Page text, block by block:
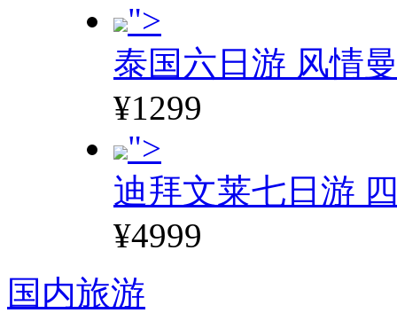
">
泰国六日游 风情
¥1299
">
迪拜文莱七日游
¥4999
国内旅游